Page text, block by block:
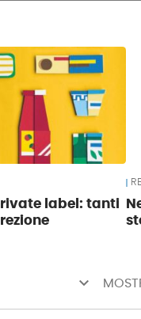
label: tanti
keyboard_arrow_down